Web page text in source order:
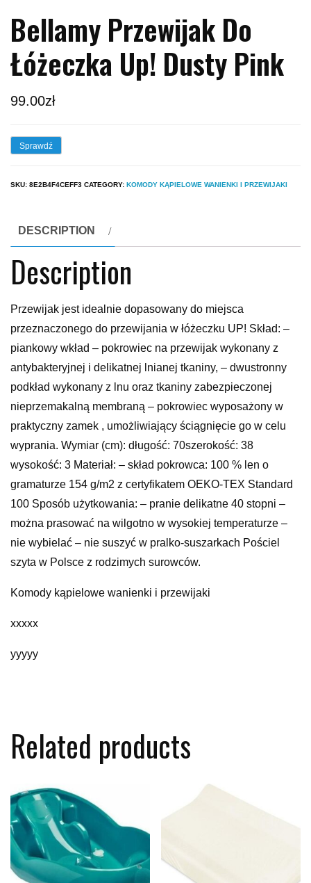
Bellamy Przewijak Do
Łóżeczka Up! Dusty Pink
99.00zł
Sprawdź
SKU: 8E2B4F4CEFF3 CATEGORY: KOMODY KĄPIELOWE WANIENKI I PRZEWIJAKI
DESCRIPTION
Description
Przewijak jest idealnie dopasowany do miejsca
przeznaczonego do przewijania w łóżeczku UP! Skład: –
piankowy wkład – pokrowiec na przewijak wykonany z
antybakteryjnej i delikatnej lnianej tkaniny, – dwustronny
podkład wykonany z lnu oraz tkaniny zabezpieczonej
nieprzemakalną membraną – pokrowiec wyposażony w
praktyczny zamek , umożliwiający ściągnięcie go w celu
wyprania. Wymiar (cm): długość: 70szerokość: 38
wysokość: 3 Materiał: – skład pokrowca: 100 % len o
gramaturze 154 g/m2 z certyfikatem OEKO-TEX Standard
100 Sposób użytkowania: – pranie delikatne 40 stopni –
można prasować na wilgotno w wysokiej temperaturze –
nie wybielać – nie suszyć w pralko-suszarkach Pościel
szyta w Polsce z rodzimych surowców.
Komody kąpielowe wanienki i przewijaki
xxxxx
yyyyy
Related products